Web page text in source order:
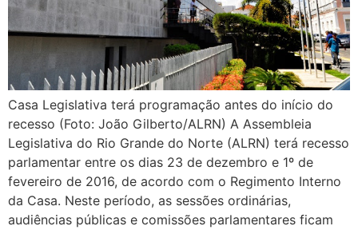
Casa Legislativa terá programação antes do início do
recesso (Foto: João Gilberto/ALRN) A Assembleia
Legislativa do Rio Grande do Norte (ALRN) terá recesso
parlamentar entre os dias 23 de dezembro e 1º de
fevereiro de 2016, de acordo com o Regimento Interno
da Casa. Neste período, as sessões ordinárias,
audiências públicas e comissões parlamentares ficam